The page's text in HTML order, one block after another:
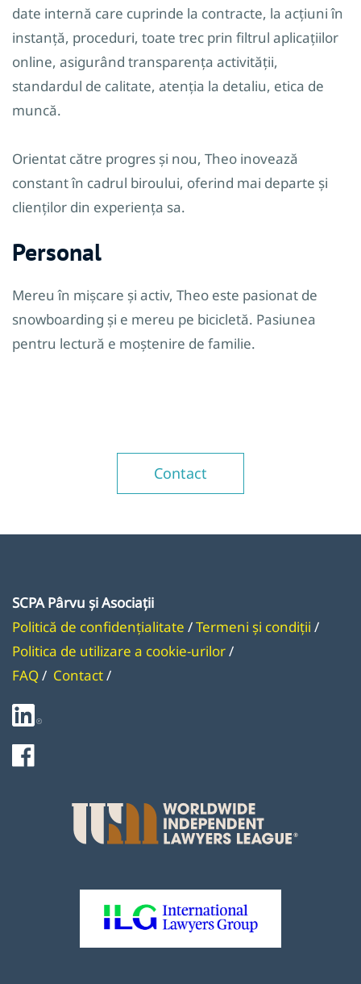
date internă care cuprinde la contracte, la acțiuni în
instanță, proceduri, toate trec prin filtrul aplicațiilor
online, asigurând transparența activității,
standardul de calitate, atenția la detaliu, etica de
muncă.
Orientat către progres și nou, Theo inovează
constant în cadrul biroului, oferind mai departe și
clienților din experiența sa.
Personal
Mereu în mișcare și activ, Theo este pasionat de
snowboarding și e mereu pe bicicletă. Pasiunea
pentru lectură e moștenire de familie.
Contact
SCPA Pârvu și Asociații
Politică de confidențialitate /Termeni și condiții /
Politica de utilizare a cookie-urilor/
FAQ/ Contact/